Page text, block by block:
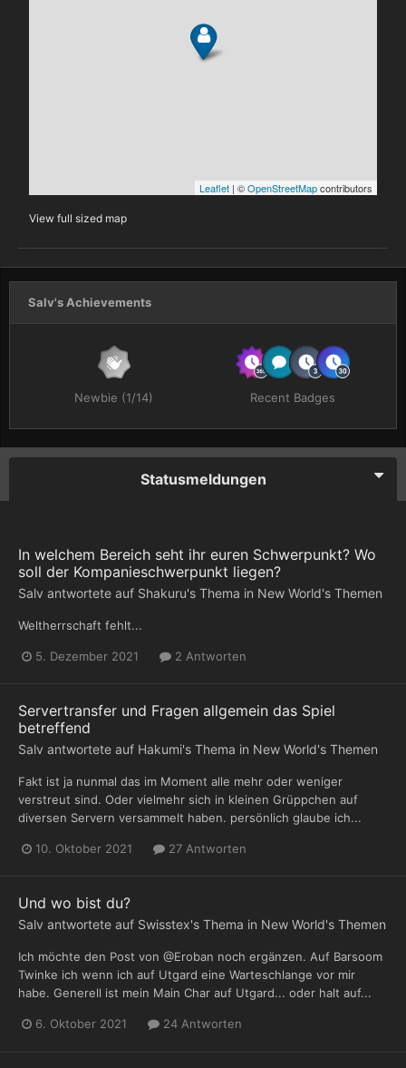
View full sized map
Salv's Achievements
Newbie (1/14) Recent Badges
Statusmeldungen
In welchem Bereich seht ihr euren Schwerpunkt? Wo
soll der Kompanieschwerpunkt liegen?
Salv antwortete auf Shakuru's Thema in New World's Themen
Weltherrschaft fehlt...
5. Dezember 2021 2 Antworten
Servertransfer und Fragen allgemein das Spiel
betreffend
Salv antwortete auf Hakumi's Thema in New World's Themen
Fakt ist ja nunmal das im Moment alle mehr oder weniger
verstreut sind. Oder vielmehr sich in kleinen Grüppchen auf
diversen Servern versammelt haben. persönlich glaube ich...
10. Oktober 2021 27 Antworten
Und wo bist du?
Salv antwortete auf Swisstex's Thema in New World's Themen
Ich möchte den Post von @Eroban noch ergänzen. Auf Barsoom
Twinke ich wenn ich auf Utgard eine Warteschlange vor mir
habe. Generell ist mein Main Char auf Utgard... oder halt auf...
6. Oktober 2021 24 Antworten